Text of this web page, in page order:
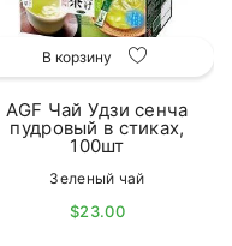
В корзину
AGF Чай Удзи сенча
пудровый в стиках,
100шт
Зеленый чай
$23.00